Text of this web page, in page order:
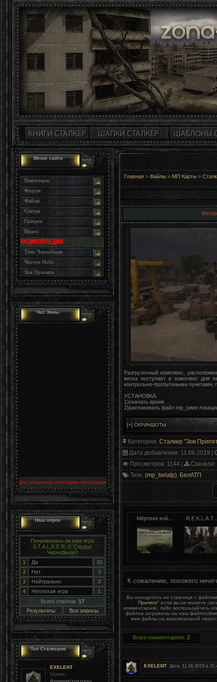
Меню сайта
Навигация
Форум
Файлы
Статьи
Галерея
Видео
Тень Чернобыля
Чистое Небо
Зов Припяти
Чат Зоны
Для добавления необходима авторизация
Наш опрос
Понравилась ли вам игра
S.T.A.L.K.E.R. 2: Сердце
Чернобыля?
1
Да
10
2
Нет
3
3
Нейтрально
3
4
Неплохая игра
1
Всего ответов: 17
Результаты
Все опросы
Топ Сталкеров
EXELENT
Группа:
Администраторы
Главная » Файлы » МП Карты »
Разгрузочный комплекс,
ветка поступает в комплекс для
контрольно-пропускными пунктами,
УСТАНОВКА
1)скачать архив
2)распаковать файл mp_(имя
Категория: Сталкер "Зов
Дата добавления: 11.06.2019 |
Просмотров: 1144 | Скачали
Теги: (mp_belatp), БелАТП
Мёртвая вой...
К сожалению, похожего
Вы находитесь на странице с
Припяти" если вы не можете
комментариях, либо воспользуйтесь
файлов загружены на наш
вам файлы на максимальной
Всего комментариев: 2
EXELENT Дата: 11.06.2019 в